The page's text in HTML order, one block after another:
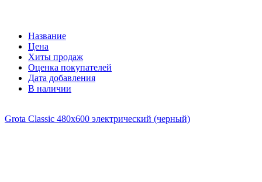
Название
Цена
Хиты продаж
Оценка покупателей
Дата добавления
В наличии
Grota Classic 480x600 электрический (черный)